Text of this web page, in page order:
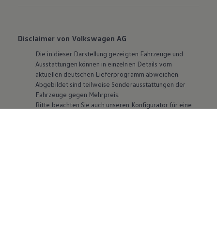
Disclaimer von Volkswagen AG
Die in dieser Darstellung gezeigten Fahrzeuge und
Ausstattungen können in einzelnen Details vom
aktuellen deutschen Lieferprogramm abweichen.
Abgebildet sind teilweise Sonderausstattungen der
Fahrzeuge gegen Mehrpreis.
Bitte beachten Sie auch unseren Konfigurator für eine